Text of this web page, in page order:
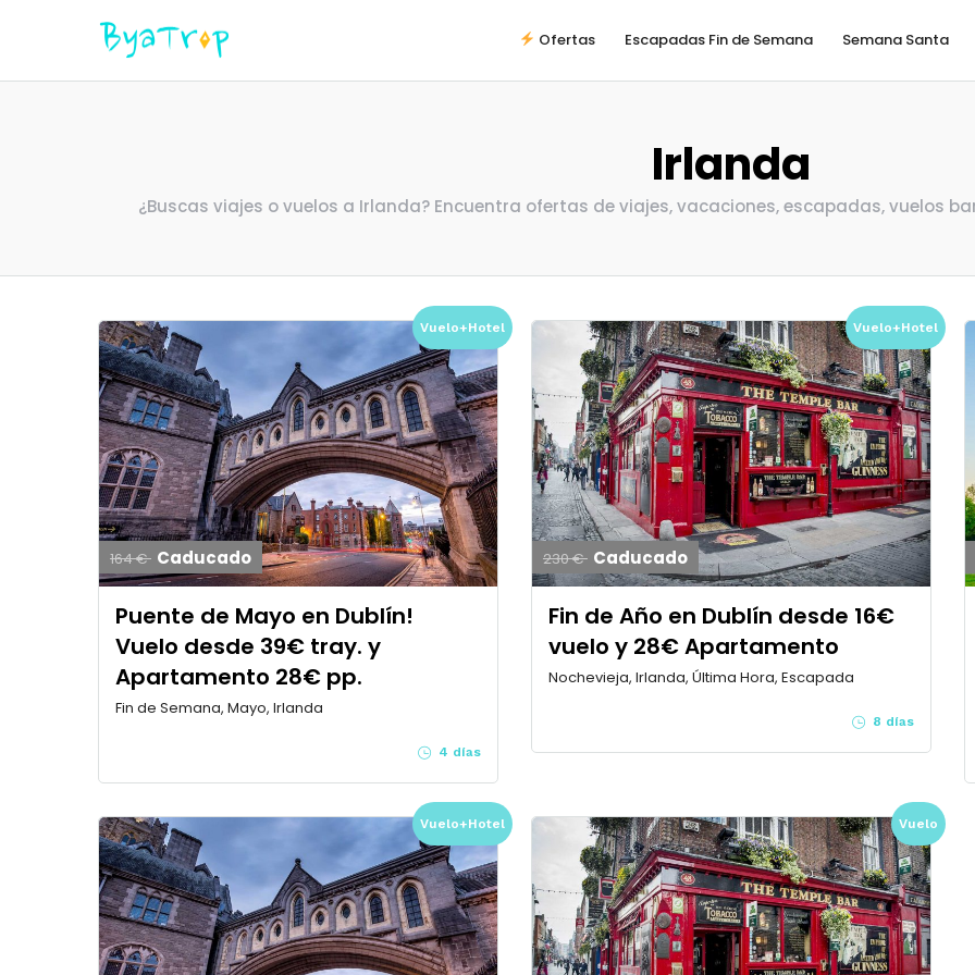
Ofertas Escapadas Fin de Semana Semana Santa
Irlanda
¿Buscas viajes o vuelos a Irlanda? Encuentra ofertas de viajes, vacaciones, escapadas, vuelos
Vuelo+Hotel
164 € Caducado
Puente de Mayo en Dublín!
Vuelo desde 39€ tray. y
Apartamento 28€ pp.
Fin de Semana, Mayo, Irlanda
4 días
Vuelo+Hotel
230 € Caducado
Fin de Año en Dublín desde 16€
vuelo y 28€ Apartamento
Nochevieja, Irlanda, Última Hora, Escapada
8 días
Vuelo+Hotel Vuelo